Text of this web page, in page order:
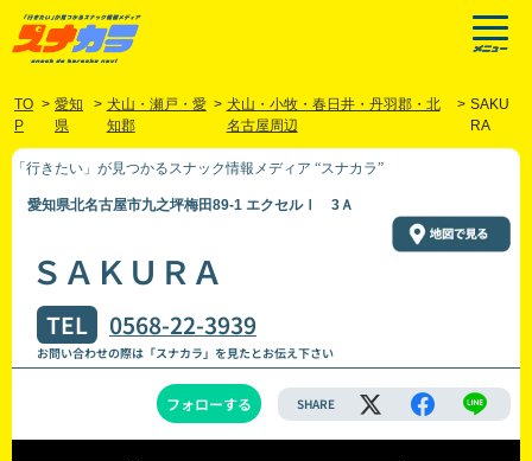
TO
P
> 愛知
県
> 犬山・瀬戸・愛
知郡
> 犬山・小牧・春日井・丹羽郡・北
名古屋周辺
> SAKU
RA
「行きたい」が見つかるスナック情報メディア “スナカラ”
愛知県北名古屋市九之坪梅田89-1 エクセルⅠ 3Ａ
ＳＡＫＵＲＡ
TEL 0568-22-3939
お問い合わせの際は「スナカラ」を見たとお伝え下さい
フォローする SHARE